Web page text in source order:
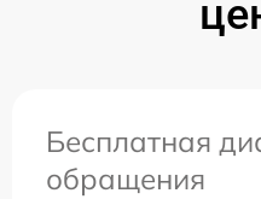
Бесплатная
обращения